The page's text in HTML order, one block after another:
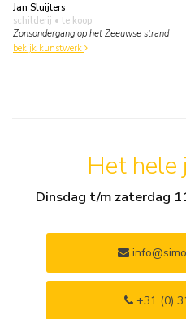
Jan Sluijters
schilderij • te koop
Zonsondergang op het Zeeuwse strand
bekijk kunstwerk
Het hele
Dinsdag t/m zaterdag
+31 (0)